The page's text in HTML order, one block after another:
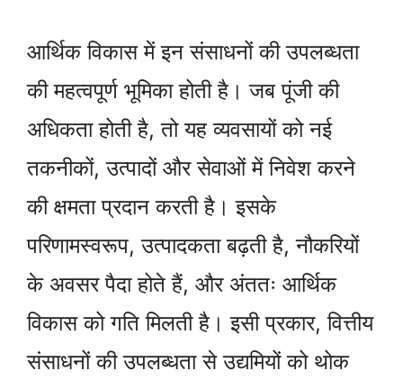
आर्थिक विकास में इन संसाधनों की उपलब्धता
की महत्वपूर्ण भूमिका होती है। जब पूंजी की
अधिकता होती है, तो यह व्यवसायों को नई
तकनीकों, उत्पादों और सेवाओं में निवेश करने
की क्षमता प्रदान करती है। इसके
परिणामस्वरूप, उत्पादकता बढ़ती है, नौकरियों
के अवसर पैदा होते हैं, और अंततः आर्थिक
विकास को गति मिलती है। इसी प्रकार, वित्तीय
संसाधनों की उपलब्धता से उद्यमियों को थोक